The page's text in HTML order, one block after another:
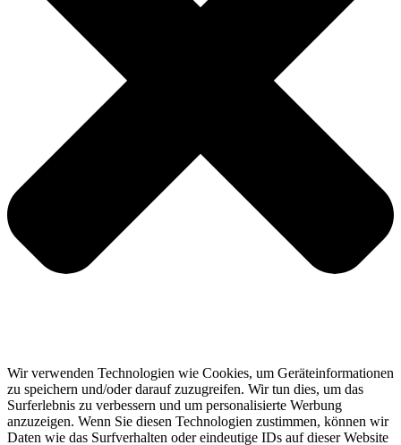
Wir verwenden Technologien wie Cookies, um Geräteinformationen
zu speichern und/oder darauf zuzugreifen. Wir tun dies, um das
Surferlebnis zu verbessern und um personalisierte Werbung
anzuzeigen. Wenn Sie diesen Technologien zustimmen, können wir
Daten wie das Surfverhalten oder eindeutige IDs auf dieser Website